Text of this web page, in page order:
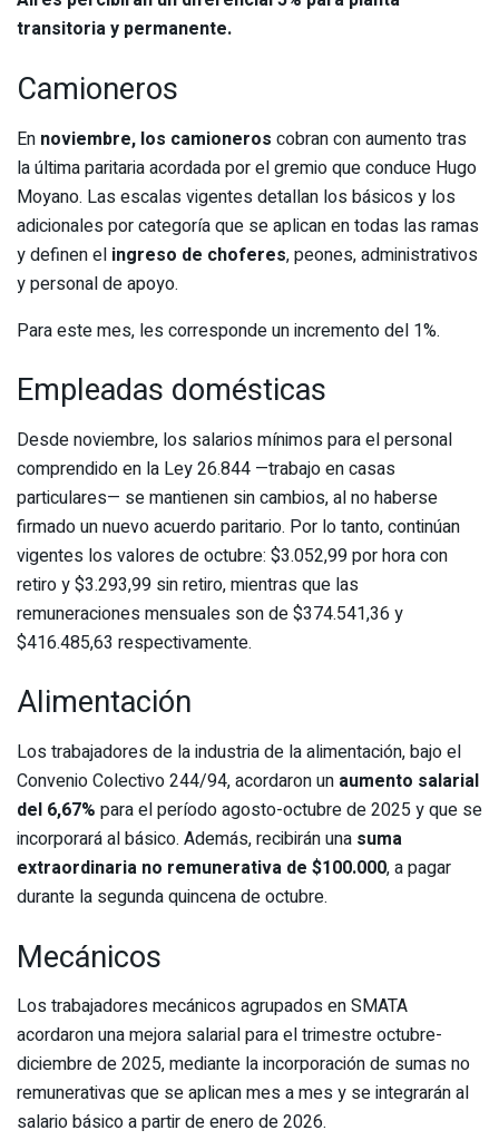
transitoria y permanente.
Camioneros
En noviembre, los camioneros cobran con aumento tras
la última paritaria acordada por el gremio que conduce Hugo
Moyano. Las escalas vigentes detallan los básicos y los
adicionales por categoría que se aplican en todas las ramas
y definen el ingreso de choferes, peones, administrativos
y personal de apoyo.
Para este mes, les corresponde un incremento del 1%.
Empleadas domésticas
Desde noviembre, los salarios mínimos para el personal
comprendido en la Ley 26.844 —trabajo en casas
particulares— se mantienen sin cambios, al no haberse
firmado un nuevo acuerdo paritario. Por lo tanto, continúan
vigentes los valores de octubre: $3.052,99 por hora con
retiro y $3.293,99 sin retiro, mientras que las
remuneraciones mensuales son de $374.541,36 y
$416.485,63 respectivamente.
Alimentación
Los trabajadores de la industria de la alimentación, bajo el
Convenio Colectivo 244/94, acordaron un aumento salarial
del 6,67% para el período agosto-octubre de 2025 y que se
incorporará al básico. Además, recibirán una suma
extraordinaria no remunerativa de $100.000, a pagar
durante la segunda quincena de octubre.
Mecánicos
Los trabajadores mecánicos agrupados en SMATA
acordaron una mejora salarial para el trimestre octubre-
diciembre de 2025, mediante la incorporación de sumas no
remunerativas que se aplican mes a mes y se integrarán al
salario básico a partir de enero de 2026.